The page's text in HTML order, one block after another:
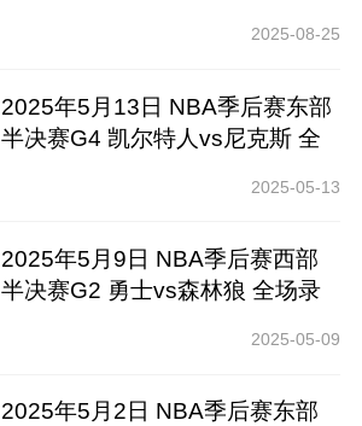
2025-08-25
2025年5月13日 NBA季后赛东部
半决赛G4 凯尔特人vs尼克斯 全
2025-05-13
2025年5月9日 NBA季后赛西部
半决赛G2 勇士vs森林狼 全场录
2025-05-09
2025年5月2日 NBA季后赛东部